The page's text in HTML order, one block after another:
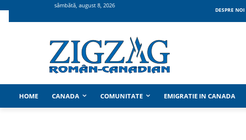
sâmbătă, august 8, 2026
DESPRE NOI
HOME CANADA COMUNITATE EMIGRATIE IN CANADA